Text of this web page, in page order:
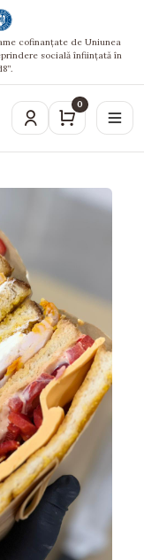
cofinanțate de Uniunea
socială înființată în
0